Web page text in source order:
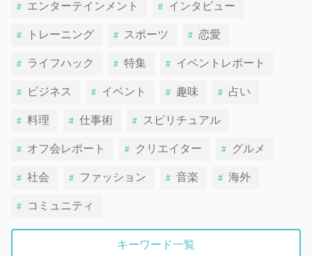
エンターテインメント インタビュー
トレーニング スポーツ 恋愛
ライフハック 特集 イベントレポート
ビジネス イベント 趣味 占い
料理 仕事術 スピリチュアル
オフ会レポート クリエイター グルメ
社会 ファッション 音楽 海外
コミュニティ
キーワード一覧